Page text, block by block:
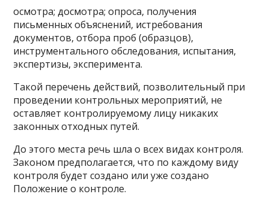
осмотра; досмотра; опроса, получения
письменных объяснений, истребования
документов, отбора проб (образцов),
инструментального обследования, испытания,
экспертизы, эксперимента.
Такой перечень действий, позволительный при
проведении контрольных мероприятий, не
оставляет контролируемому лицу никаких
законных отходных путей.
До этого места речь шла о всех видах контроля.
Законом предполагается, что по каждому виду
контроля будет создано или уже создано
Положение о контроле.